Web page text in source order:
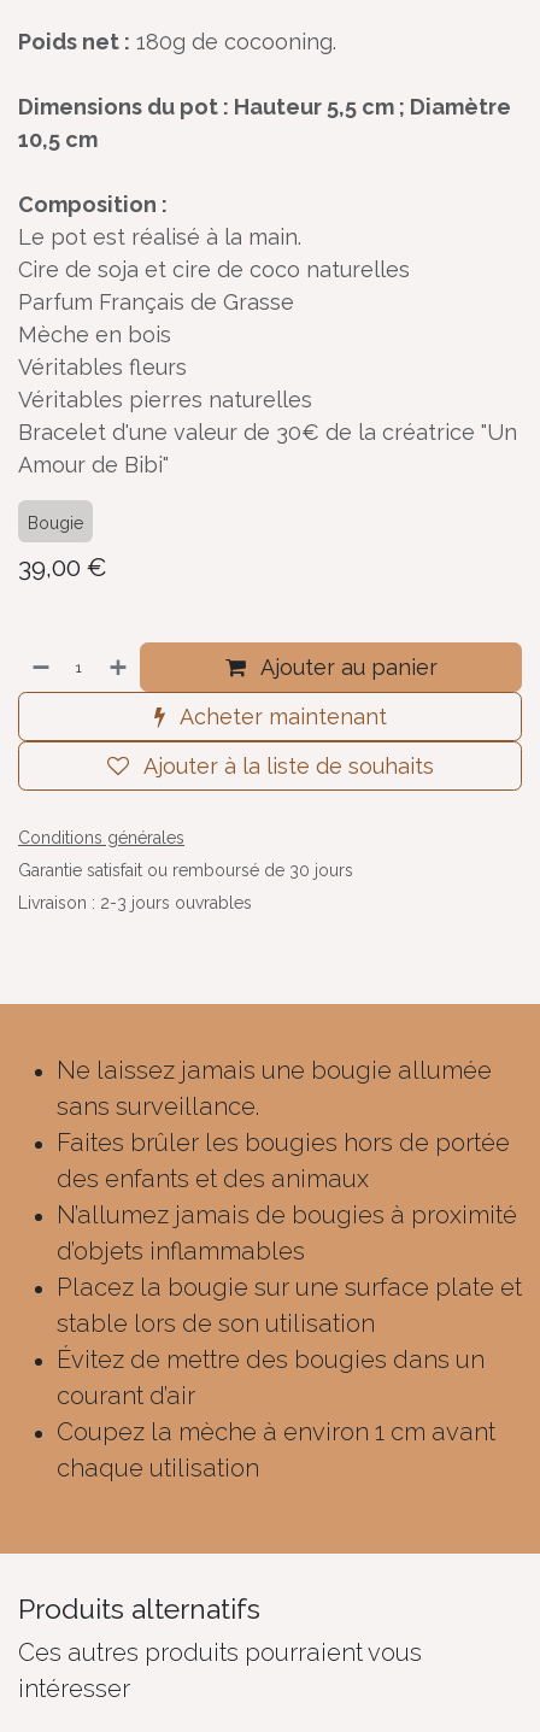
Poids net : 180g de cocooning.
Dimensions du pot : Hauteur 5,5 cm ; Diamètre
10,5 cm
Composition :
Le pot est réalisé à la main.
Cire de soja et cire de coco naturelles
Parfum Français de Grasse
Mèche en bois
Véritables fleurs
Véritables pierres naturelles
Bracelet d'une valeur de 30€ de la créatrice "Un
Amour de Bibi"
Bougie
39,00 €
Ajouter au panier
Acheter maintenant
Ajouter à la liste de souhaits
Conditions générales
Garantie satisfait ou remboursé de 30 jours
Livraison : 2-3 jours ouvrables
Ne laissez jamais une bougie allumée
sans surveillance.
Faites brûler les bougies hors de portée
des enfants et des animaux
N’allumez jamais de bougies à proximité
d’objets inflammables
Placez la bougie sur une surface plate et
stable lors de son utilisation
Évitez de mettre des bougies dans un
courant d’air
Coupez la mèche à environ 1 cm avant
chaque utilisation
Produits alternatifs
Ces autres produits pourraient vous
intéresser